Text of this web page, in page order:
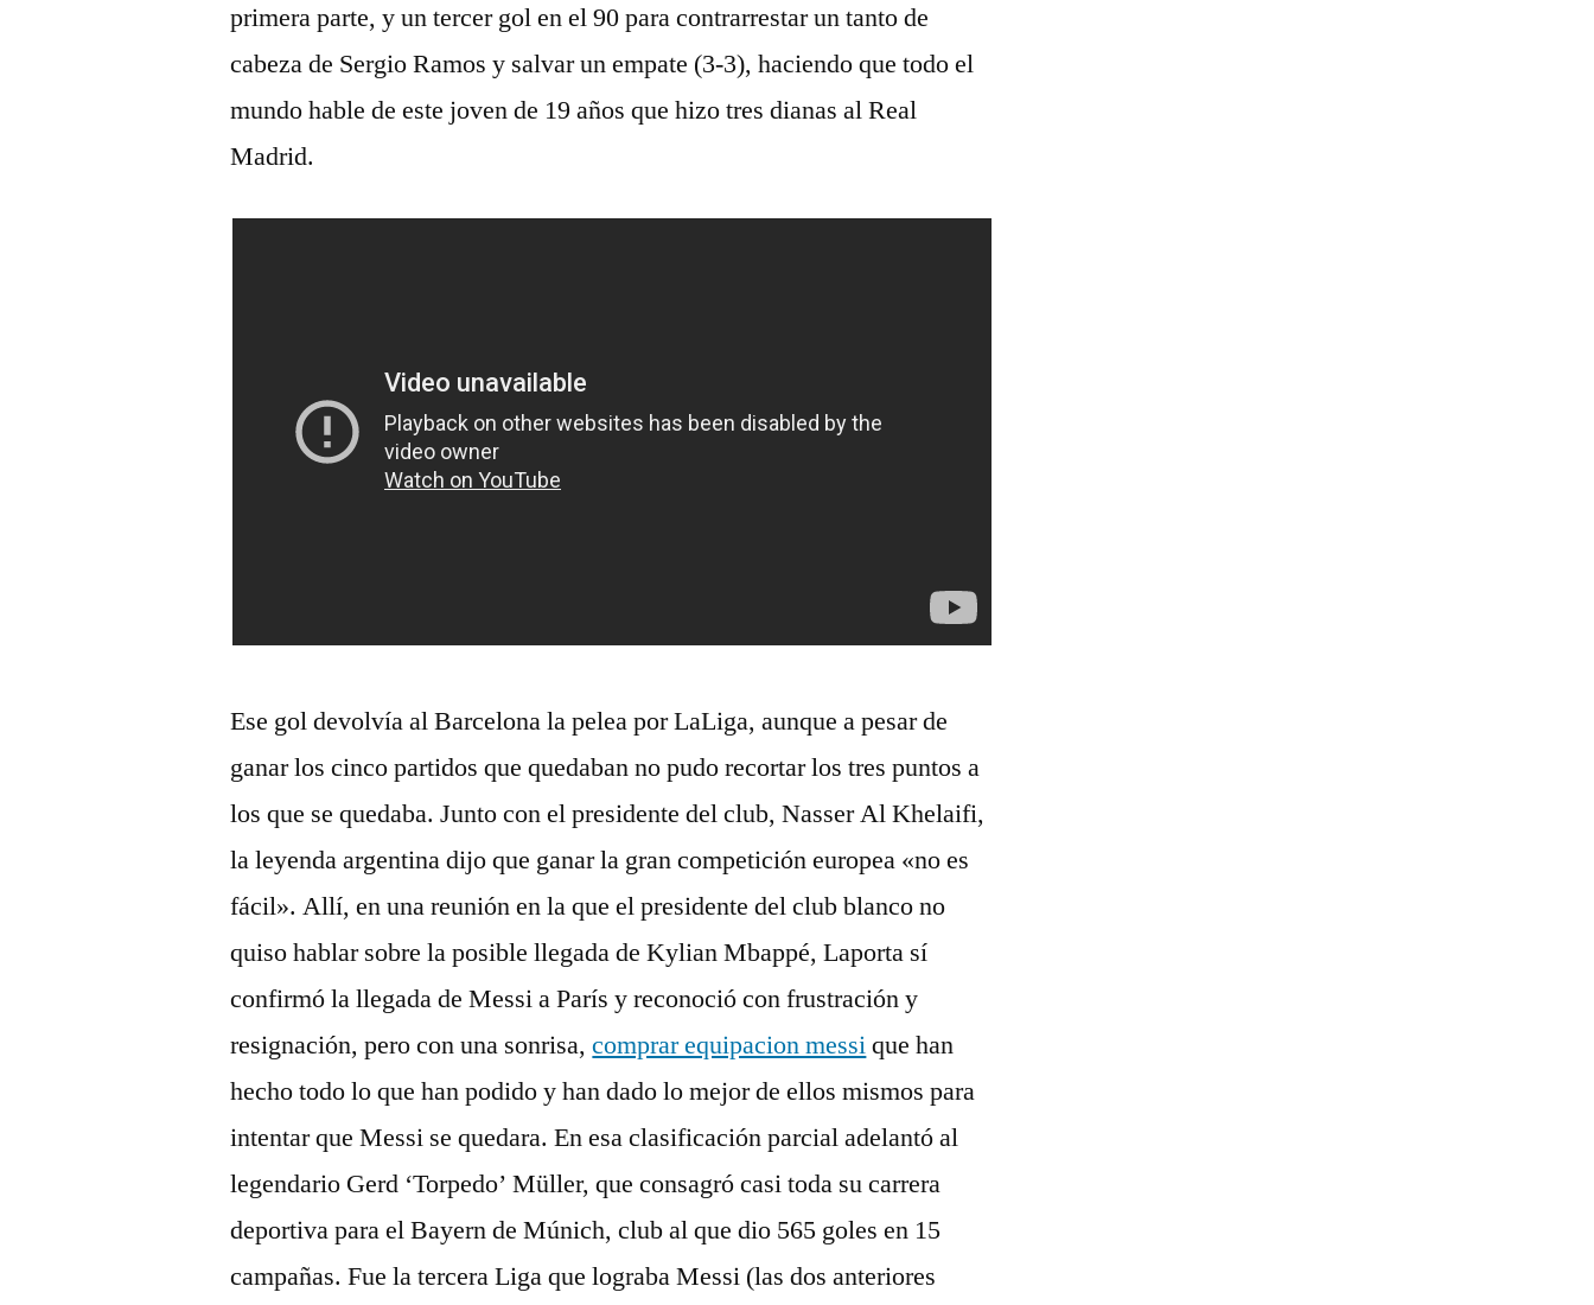
primera parte, y un tercer gol en el 90 para contrarrestar un tanto de
cabeza de Sergio Ramos y salvar un empate (3-3), haciendo que todo el
mundo hable de este joven de 19 años que hizo tres dianas al Real
Madrid.
Ese gol devolvía al Barcelona la pelea por LaLiga, aunque a pesar de
ganar los cinco partidos que quedaban no pudo recortar los tres puntos a
los que se quedaba. Junto con el presidente del club, Nasser Al Khelaifi,
la leyenda argentina dijo que ganar la gran competición europea «no es
fácil». Allí, en una reunión en la que el presidente del club blanco no
quiso hablar sobre la posible llegada de Kylian Mbappé, Laporta sí
confirmó la llegada de Messi a París y reconoció con frustración y
resignación, pero con una sonrisa,comprar equipacion messique han
hecho todo lo que han podido y han dado lo mejor de ellos mismos para
intentar que Messi se quedara. En esa clasificación parcial adelantó al
legendario Gerd ‘Torpedo’ Müller, que consagró casi toda su carrera
deportiva para el Bayern de Múnich, club al que dio 565 goles en 15
campañas. Fue la tercera Liga que lograba Messi (las dos anteriores